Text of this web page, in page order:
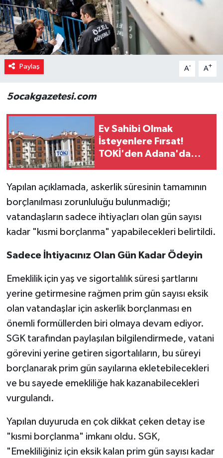
Paylaş A- A+
5ocakgazetesi.com
Ev Sahibi Olmak
İsteyenlere Fırsat!
TOKİ'den Adana'da
Yapılan açıklamada, askerlik süresinin tamamının
borçlanılması zorunluluğu bulunmadığı;
vatandaşların sadece ihtiyaçları olan gün sayısı
kadar "kısmi borçlanma" yapabilecekleri belirtildi.
Sadece İhtiyacınız Olan Gün Kadar Ödeyin
Emeklilik için yaş ve sigortalılık süresi şartlarını
yerine getirmesine rağmen prim gün sayısı eksik
olan vatandaşlar için askerlik borçlanması en
önemli formüllerden biri olmaya devam ediyor.
SGK tarafından paylaşılan bilgilendirmede, vatani
görevini yerine getiren sigortalıların, bu süreyi
borçlanarak prim gün sayılarına ekletebilecekleri
ve bu sayede emekliliğe hak kazanabilecekleri
vurgulandı.
Yapılan duyuruda en çok dikkat çeken detay ise
"kısmi borçlanma" imkanı oldu. SGK,
"Emekliliğiniz için eksik kalan prim gün sayısı kadar